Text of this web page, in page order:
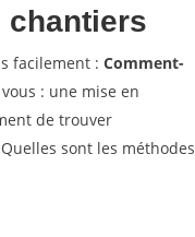
chantiers
facilement : Comment-
: une mise en
de trouver
Quelles sont les méthodes